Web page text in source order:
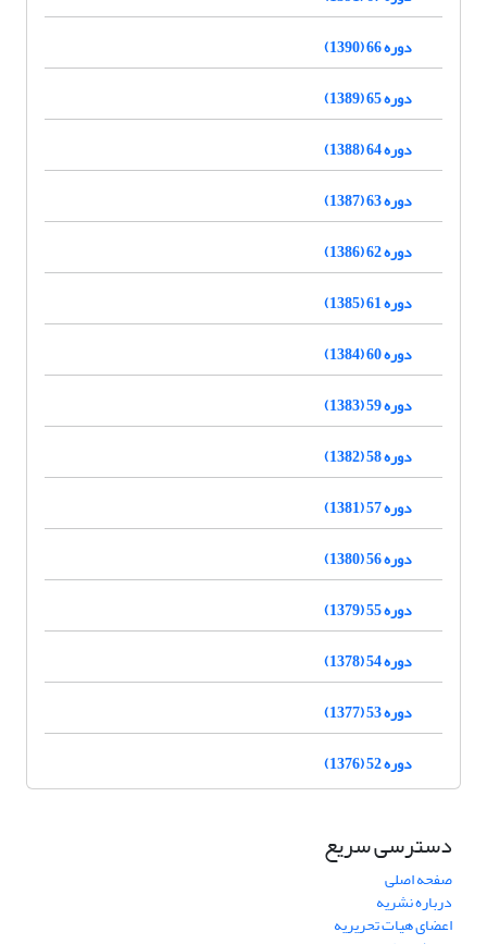
دوره 66 (1390)
دوره 65 (1389)
دوره 64 (1388)
دوره 63 (1387)
دوره 62 (1386)
دوره 61 (1385)
دوره 60 (1384)
دوره 59 (1383)
دوره 58 (1382)
دوره 57 (1381)
دوره 56 (1380)
دوره 55 (1379)
دوره 54 (1378)
دوره 53 (1377)
دوره 52 (1376)
دسترسی سریع
صفحه اصلی
درباره نشریه
اعضای هیات تحریریه